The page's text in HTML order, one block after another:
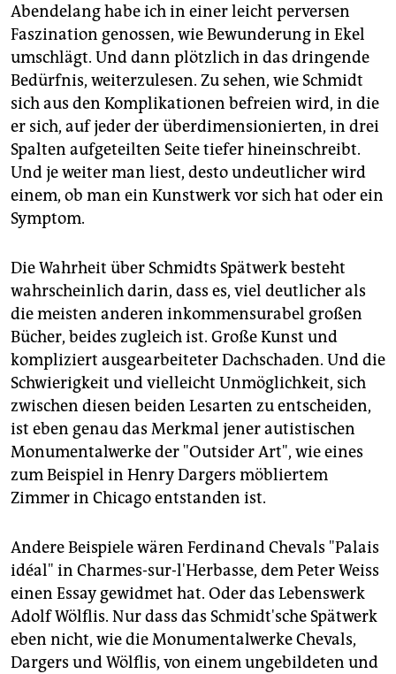
Abendelang habe ich in einer leicht perversen
Faszination genossen, wie Bewunderung in Ekel
umschlägt. Und dann plötzlich in das dringende
Bedürfnis, weiterzulesen. Zu sehen, wie Schmidt
sich aus den Komplikationen befreien wird, in die
er sich, auf jeder der überdimensionierten, in drei
Spalten aufgeteilten Seite tiefer hineinschreibt.
Und je weiter man liest, desto undeutlicher wird
einem, ob man ein Kunstwerk vor sich hat oder ein
Symptom.
Die Wahrheit über Schmidts Spätwerk besteht
wahrscheinlich darin, dass es, viel deutlicher als
die meisten anderen inkommensurabel großen
Bücher, beides zugleich ist. Große Kunst und
kompliziert ausgearbeiteter Dachschaden. Und die
Schwierigkeit und vielleicht Unmöglichkeit, sich
zwischen diesen beiden Lesarten zu entscheiden,
ist eben genau das Merkmal jener autistischen
Monumentalwerke der "Outsider Art", wie eines
zum Beispiel in Henry Dargers möbliertem
Zimmer in Chicago entstanden ist.
Andere Beispiele wären Ferdinand Chevals "Palais
idéal" in Charmes-sur-l'Herbasse, dem Peter Weiss
einen Essay gewidmet hat. Oder das Lebenswerk
Adolf Wölflis. Nur dass das Schmidt'sche Spätwerk
eben nicht, wie die Monumentalwerke Chevals,
Dargers und Wölflis, von einem ungebildeten und